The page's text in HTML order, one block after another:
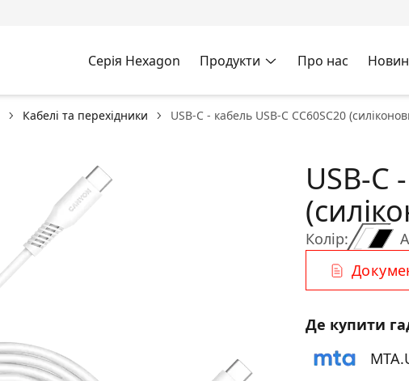
Серія Hexagon Продукти Про нас
Кабелі та перехідники USB-C - кабель USB-C CC60SC20
Колір:
USB-C
Де купити